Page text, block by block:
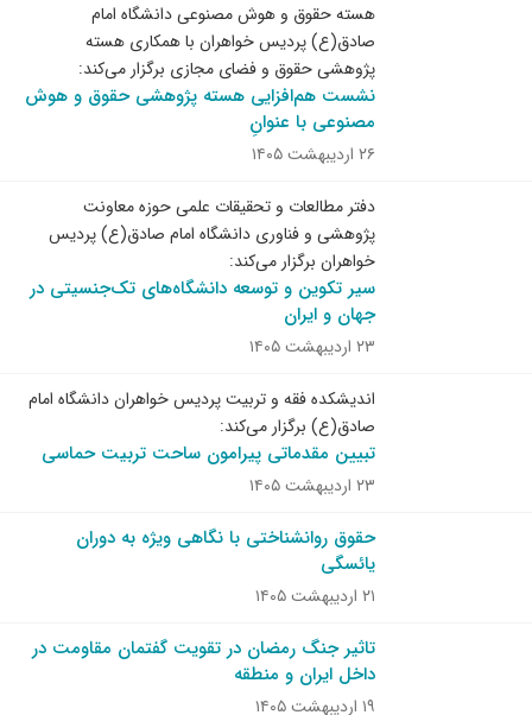
هسته حقوق و هوش مصنوعی دانشگاه امام
صادق(ع) پردیس خواهران با همکاری هسته
پژوهشی حقوق و فضای مجازی برگزار می‌کند:
نشست‌ هم‌افزایی هسته پژوهشی حقوق و هوش
مصنوعی با عنوانِ
۲۶ اردیبهشت ۱۴۰۵
دفتر مطالعات و تحقیقات علمی حوزه معاونت
پژوهشی و فناوری دانشگاه امام صادق(ع) پردیس
خواهران برگزار می‌کند:
سیر تکوین و توسعه دانشگاه‌های تک‌جنسیتی در
جهان و ایران
۲۳ اردیبهشت ۱۴۰۵
اندیشکده فقه و تربیت پردیس خواهران دانشگاه امام
صادق(ع) برگزار می‌کند:
تبیین مقدماتی پیرامون ساحت تربیت حماسی
۲۳ اردیبهشت ۱۴۰۵
حقوق روانشناختی با نگاهی ویژه به دوران
یائسگی
۲۱ اردیبهشت ۱۴۰۵
تاثیر جنگ رمضان در تقویت گفتمان مقاومت در
داخل ایران و منطقه
۱۹ اردیبهشت ۱۴۰۵